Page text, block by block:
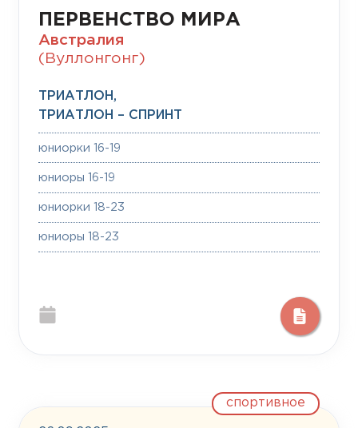
ПЕРВЕНСТВО МИРА
Австралия
(Вуллонгонг)
ТРИАТЛОН,
ТРИАТЛОН – СПРИНТ
юниорки 16-19
юниоры 16-19
юниорки 18-23
юниоры 18-23
спортивное